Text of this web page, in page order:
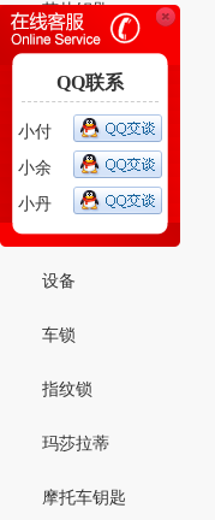
芯片钥匙
电子芯片钥匙壳
智能卡小钥匙
设备
车锁
指纹锁
玛莎拉蒂
摩托车钥匙
QQ联系
小付
小余
小丹